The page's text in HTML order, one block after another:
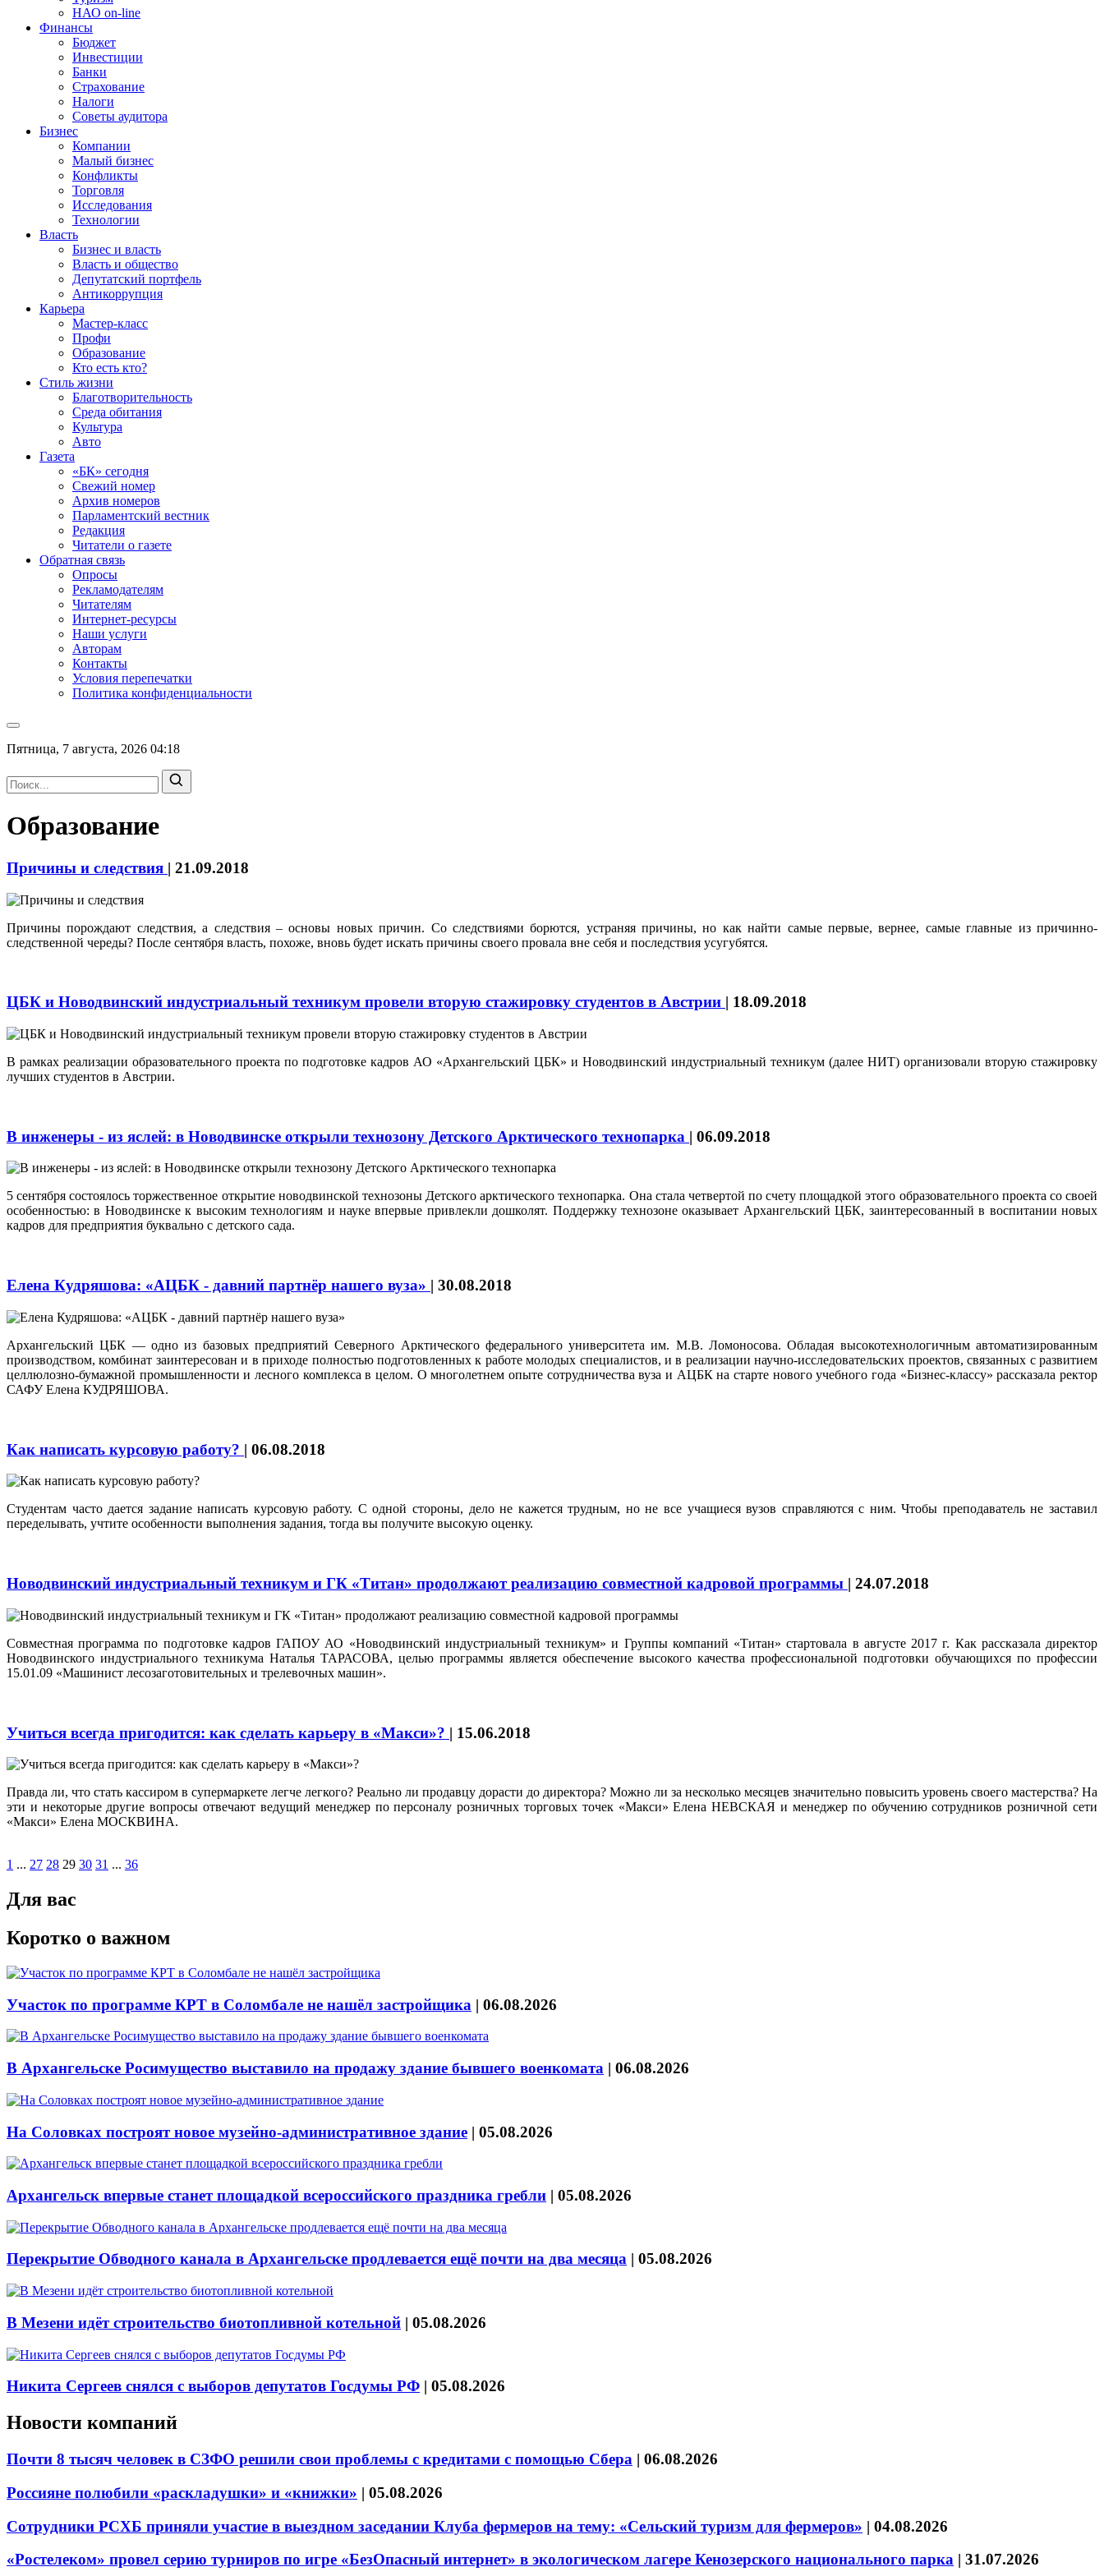
НАО on-line
Финансы
Бюджет
Инвестиции
Банки
Страхование
Налоги
Советы аудитора
Бизнес
Компании
Малый бизнес
Конфликты
Торговля
Исследования
Технологии
Власть
Бизнес и власть
Власть и общество
Депутатский портфель
Антикоррупция
Карьера
Мастер-класс
Профи
Образование
Кто есть кто?
Стиль жизни
Благотворительность
Среда обитания
Культура
Авто
Газета
«БК» сегодня
Свежий номер
Архив номеров
Парламентский вестник
Редакция
Читатели о газете
Обратная связь
Опросы
Рекламодателям
Читателям
Интернет-ресурсы
Наши услуги
Авторам
Контакты
Условия перепечатки
Политика конфиденциальности
Пятница, 7 августа, 2026 04:18
Образование
Причины и следствия | 21.09.2018
Причины порождают следствия, а следствия – основы новых причин. Со следствиями борются, устраняя причины, но как найти самые первые, вернее, самые главные из причинно-
следственной череды? После сентября власть, похоже, вновь будет искать причины своего провала вне себя и последствия усугубятся.
ЦБК и Новодвинский индустриальный техникум провели вторую стажировку студентов в Австрии | 18.09.2018
В рамках реализации образовательного проекта по подготовке кадров АО «Архангельский ЦБК» и Новодвинский индустриальный техникум (далее НИТ) организовали вторую стажировку
лучших студентов в Австрии.
В инженеры - из яслей: в Новодвинске открыли технозону Детского Арктического технопарка | 06.09.2018
5 сентября состоялось торжественное открытие новодвинской технозоны Детского арктического технопарка. Она стала четвертой по счету площадкой этого образовательного проекта со своей
особенностью: в Новодвинске к высоким технологиям и науке впервые привлекли дошколят. Поддержку технозоне оказывает Архангельский ЦБК, заинтересованный в воспитании новых
кадров для предприятия буквально с детского сада.
Елена Кудряшова: «АЦБК - давний партнёр нашего вуза» | 30.08.2018
Архангельский ЦБК — одно из базовых предприятий Северного Арктического федерального университета им. М.В. Ломоносова. Обладая высокотехнологичным автоматизированным
производством, комбинат заинтересован и в приходе полностью подготовленных к работе молодых специалистов, и в реализации научно-исследовательских проектов, связанных с развитием
целлюлозно-бумажной промышленности и лесного комплекса в целом. О многолетнем опыте сотрудничества вуза и АЦБК на старте нового учебного года «Бизнес-классу» рассказала ректор
САФУ Елена КУДРЯШОВА.
Как написать курсовую работу? | 06.08.2018
Студентам часто дается задание написать курсовую работу. С одной стороны, дело не кажется трудным, но не все учащиеся вузов справляются с ним. Чтобы преподаватель не заставил
переделывать, учтите особенности выполнения задания, тогда вы получите высокую оценку.
Новодвинский индустриальный техникум и ГК «Титан» продолжают реализацию совместной кадровой программы | 24.07.2018
Совместная программа по подготовке кадров ГАПОУ АО «Новодвинский индустриальный техникум» и Группы компаний «Титан» стартовала в августе 2017 г. Как рассказала директор
Новодвинского индустриального техникума Наталья ТАРАСОВА, целью программы является обеспечение высокого качества профессиональной подготовки обучающихся по профессии
15.01.09 «Машинист лесозаготовительных и трелевочных машин».
Учиться всегда пригодится: как сделать карьеру в «Макси»? | 15.06.2018
Правда ли, что стать кассиром в супермаркете легче легкого? Реально ли продавцу дорасти до директора? Можно ли за несколько месяцев значительно повысить уровень своего мастерства? На
эти и некоторые другие вопросы отвечают ведущий менеджер по персоналу розничных торговых точек «Макси» Елена НЕВСКАЯ и менеджер по обучению сотрудников розничной сети
«Макси» Елена МОСКВИНА.
1 ... 27 28 29 30 31 ... 36
Для вас
Коротко о важном
Участок по программе КРТ в Соломбале не нашёл застройщика | 06.08.2026
В Архангельске Росимущество выставило на продажу здание бывшего военкомата | 06.08.2026
На Соловках построят новое музейно-административное здание | 05.08.2026
Архангельск впервые станет площадкой всероссийского праздника гребли | 05.08.2026
Перекрытие Обводного канала в Архангельске продлевается ещё почти на два месяца | 05.08.2026
В Мезени идёт строительство биотопливной котельной | 05.08.2026
Никита Сергеев снялся с выборов депутатов Госдумы РФ | 05.08.2026
Новости компаний
Почти 8 тысяч человек в СЗФО решили свои проблемы с кредитами с помощью Сбера | 06.08.2026
Россияне полюбили «раскладушки» и «книжки» | 05.08.2026
Сотрудники РСХБ приняли участие в выездном заседании Клуба фермеров на тему: «Сельский туризм для фермеров» | 04.08.2026
«Ростелеком» провел серию турниров по игре «БезОпасный интернет» в экологическом лагере Кенозерского национального парка | 31.07.2026